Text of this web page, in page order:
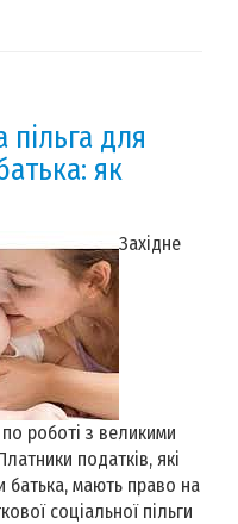
пільга для
як
Західне
роботі з великими
податків, які
батька, мають право на
соціальної пільги